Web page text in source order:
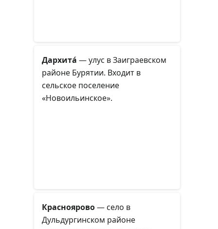
Дархита́ — улус в Заиграевском
районе Бурятии. Входит в
сельское поселение
«Новоильинское».
Красноярово— село в
Дульдургинском районе